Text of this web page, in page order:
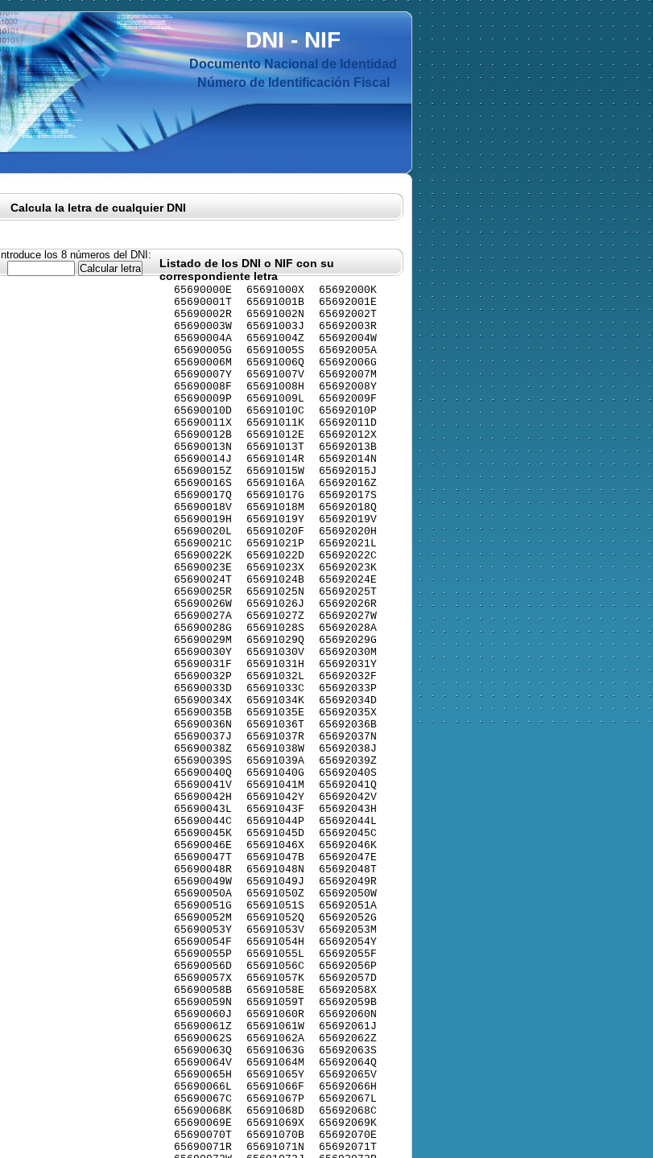
DNI-NIF
Documento Nacional de Identidad
Número de Identificación Fiscal
Calcula la letra de cualquier DNI
Introduce los 8 números del DNI:
Listado de los DNI o NIF con su
correspondiente letra
65690000E
65690001T
65690002R
65690003W
65690004A
65690005G
65690006M
65690007Y
65690008F
65690009P
65690010D
65690011X
65690012B
65690013N
65690014J
65690015Z
65690016S
65690017Q
65690018V
65690019H
65690020L
65690021C
65690022K
65690023E
65690024T
65690025R
65690026W
65690027A
65690028G
65690029M
65690030Y
65690031F
65690032P
65690033D
65690034X
65690035B
65690036N
65690037J
65690038Z
65690039S
65690040Q
65690041V
65690042H
65690043L
65690044C
65690045K
65690046E
65690047T
65690048R
65690049W
65690050A
65690051G
65690052M
65690053Y
65690054F
65690055P
65690056D
65690057X
65690058B
65690059N
65690060J
65690061Z
65690062S
65690063Q
65690064V
65690065H
65690066L
65690067C
65690068K
65690069E
65690070T
65690071R
65691000X
65691001B
65691002N
65691003J
65691004Z
65691005S
65691006Q
65691007V
65691008H
65691009L
65691010C
65691011K
65691012E
65691013T
65691014R
65691015W
65691016A
65691017G
65691018M
65691019Y
65691020F
65691021P
65691022D
65691023X
65691024B
65691025N
65691026J
65691027Z
65691028S
65691029Q
65691030V
65691031H
65691032L
65691033C
65691034K
65691035E
65691036T
65691037R
65691038W
65691039A
65691040G
65691041M
65691042Y
65691043F
65691044P
65691045D
65691046X
65691047B
65691048N
65691049J
65691050Z
65691051S
65691052Q
65691053V
65691054H
65691055L
65691056C
65691057K
65691058E
65691059T
65691060R
65691061W
65691062A
65691063G
65691064M
65691065Y
65691066F
65691067P
65691068D
65691069X
65691070B
65691071N
65692000K
65692001E
65692002T
65692003R
65692004W
65692005A
65692006G
65692007M
65692008Y
65692009F
65692010P
65692011D
65692012X
65692013B
65692014N
65692015J
65692016Z
65692017S
65692018Q
65692019V
65692020H
65692021L
65692022C
65692023K
65692024E
65692025T
65692026R
65692027W
65692028A
65692029G
65692030M
65692031Y
65692032F
65692033P
65692034D
65692035X
65692036B
65692037N
65692038J
65692039Z
65692040S
65692041Q
65692042V
65692043H
65692044L
65692045C
65692046K
65692047E
65692048T
65692049R
65692050W
65692051A
65692052G
65692053M
65692054Y
65692055F
65692056P
65692057D
65692058X
65692059B
65692060N
65692061J
65692062Z
65692063S
65692064Q
65692065V
65692066H
65692067L
65692068C
65692069K
65692070E
65692071T